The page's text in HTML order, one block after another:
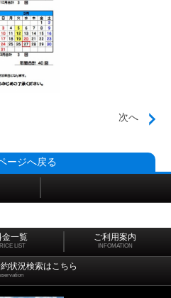
次へ
ージへ戻る
金一覧
LIST
ご利用案内
INFOMATION
状況検索はこちら